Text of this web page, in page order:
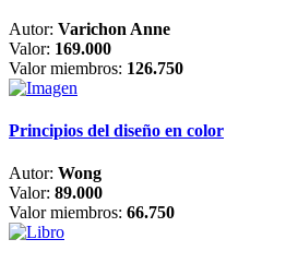
Autor: Varichon Anne
Valor: 169.000
Valor miembros: 126.750
Principios del diseño en color
Autor: Wong
Valor: 89.000
Valor miembros: 66.750